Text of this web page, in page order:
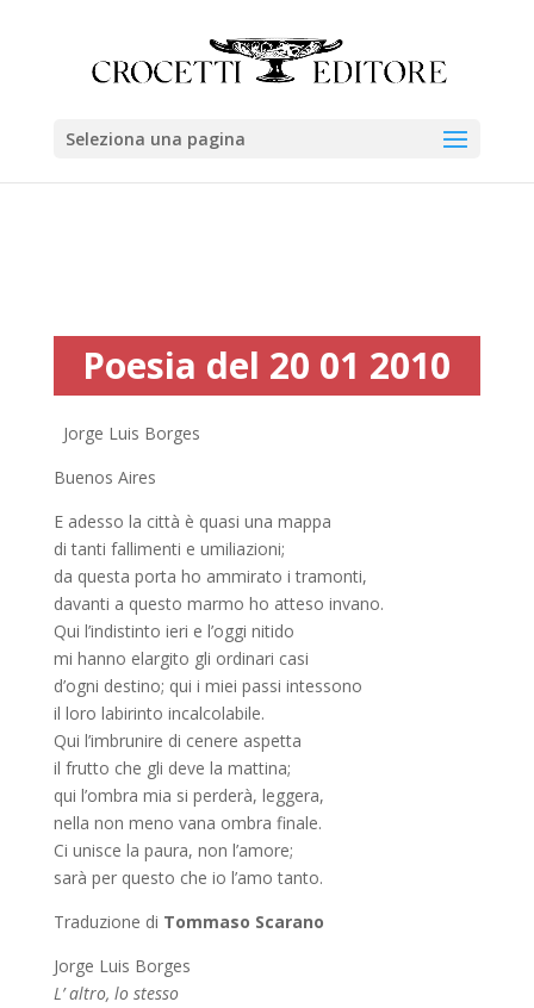
Seleziona una pagina
Poesia del 20 01 2010
Jorge Luis Borges
Buenos Aires
E adesso la città è quasi una mappa
di tanti fallimenti e umiliazioni;
da questa porta ho ammirato i tramonti,
davanti a questo marmo ho atteso invano.
Qui l’indistinto ieri e l’oggi nitido
mi hanno elargito gli ordinari casi
d’ogni destino; qui i miei passi intessono
il loro labirinto incalcolabile.
Qui l’imbrunire di cenere aspetta
il frutto che gli deve la mattina;
qui l’ombra mia si perderà, leggera,
nella non meno vana ombra finale.
Ci unisce la paura, non l’amore;
sarà per questo che io l’amo tanto.
Traduzione di Tommaso Scarano
Jorge Luis Borges
L’ altro, lo stesso